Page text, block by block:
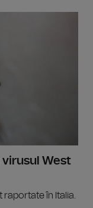
virusul West
raportate în Italia.